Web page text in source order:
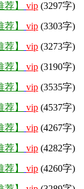
】
vip (3297字)
】
vip (3303字)
】
vip (3273字)
】
vip (3190字)
】
vip (3535字)
】
vip (4537字)
】
vip (4267字)
】
vip (4282字)
】
vip (4260字)